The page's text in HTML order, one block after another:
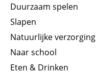
Duurzaam spelen
Slapen
Natuurlijke verzorging
Naar school
Eten & Drinken